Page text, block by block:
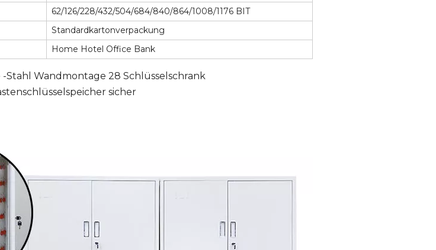
62/126/228/432/504/684/840/864/1008/1176 BIT
Standardkartonverpackung
Home Hotel Office Bank
Stahl Wandmontage 28 Schlüsselschrank
sicher